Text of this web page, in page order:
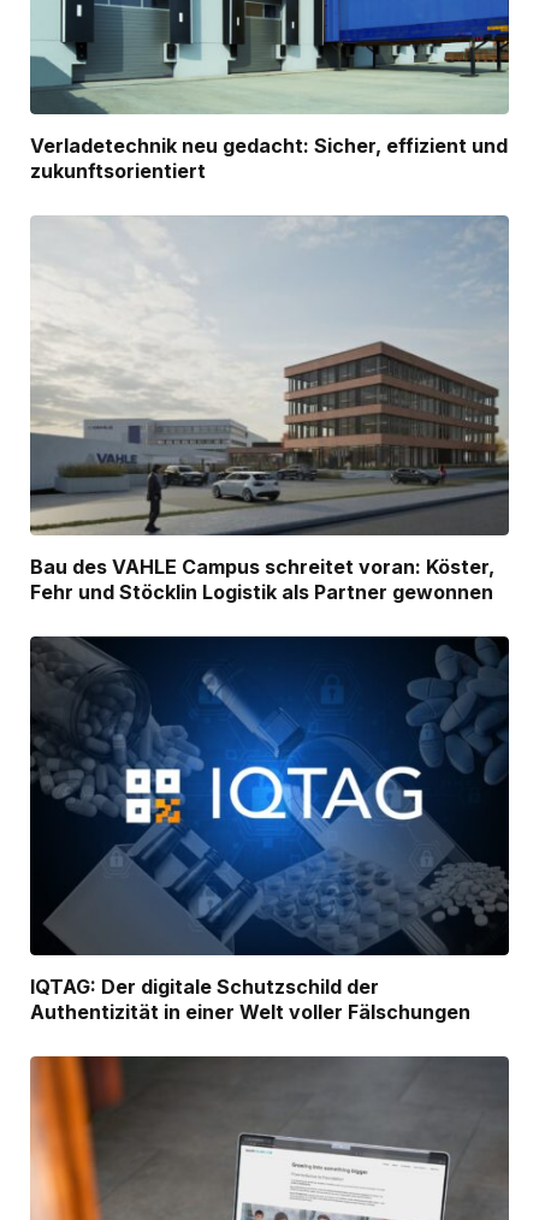
Verladetechnik neu gedacht: Sicher, effizient und
zukunftsorientiert
Bau des VAHLE Campus schreitet voran: Köster,
Fehr und Stöcklin Logistik als Partner gewonnen
IQTAG: Der digitale Schutzschild der
Authentizität in einer Welt voller Fälschungen